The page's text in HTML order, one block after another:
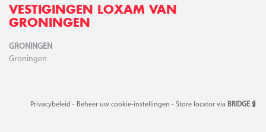
VESTIGINGEN LOXAM VAN
GRONINGEN
GRONINGEN
Groningen
Privacybeleid Beheer uw cookie-instellingen Store locator via BRIDGE